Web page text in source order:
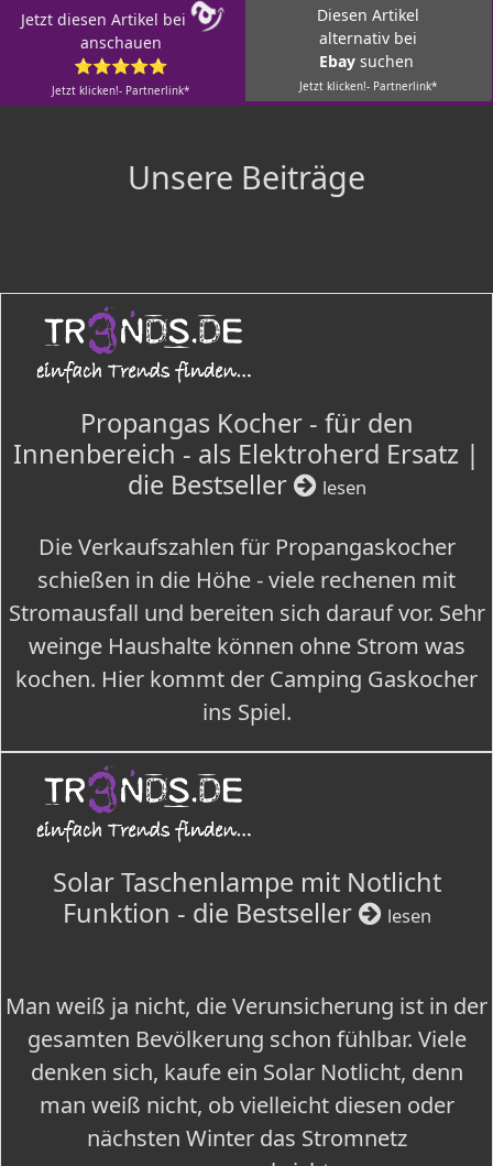
Jetzt diesen Artikel bei
anschauen
⭐⭐⭐⭐⭐
Jetzt klicken!- Partnerlink*
Diesen Artikel
alternativ bei
Ebay suchen
Jetzt klicken!- Partnerlink*
Unsere Beiträge
Propangas Kocher - für den
Innenbereich - als Elektroherd Ersatz |
die Bestseller
lesen
Die Verkaufszahlen für Propangaskocher
schießen in die Höhe - viele rechenen mit
Stromausfall und bereiten sich darauf vor. Sehr
weinge Haushalte können ohne Strom was
kochen. Hier kommt der Camping Gaskocher
ins Spiel.
Solar Taschenlampe mit Notlicht
Funktion - die Bestseller
lesen
Man weiß ja nicht, die Verunsicherung ist in der
gesamten Bevölkerung schon fühlbar. Viele
denken sich, kaufe ein Solar Notlicht, denn
man weiß nicht, ob vielleicht diesen oder
nächsten Winter das Stromnetz